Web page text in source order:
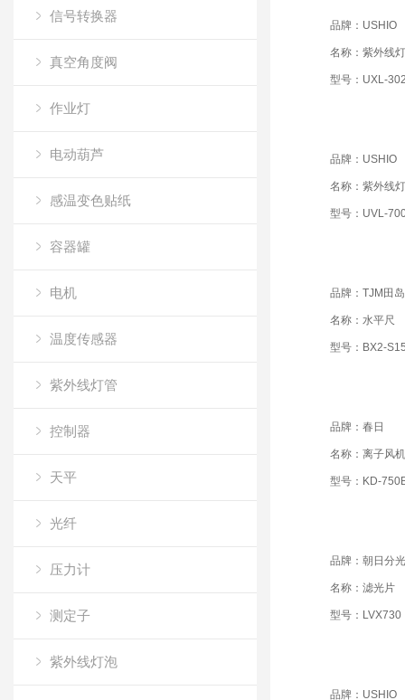
信号转换器
真空角度阀
作业灯
电动葫芦
感温变色贴纸
容器罐
电机
温度传感器
紫外线灯管
控制器
天平
光纤
压力计
测定子
紫外线灯泡
品牌：USHIO
名称：紫外线
型号：UXL-
品牌：USHIO
名称：紫外线
型号：UVL-
品牌：TJM田岛
名称：水平尺
型号：BX2-
品牌：春日
名称：离子风机
型号：KD-
品牌：朝日分光
名称：滤光片
型号：LVX730
品牌：USHIO